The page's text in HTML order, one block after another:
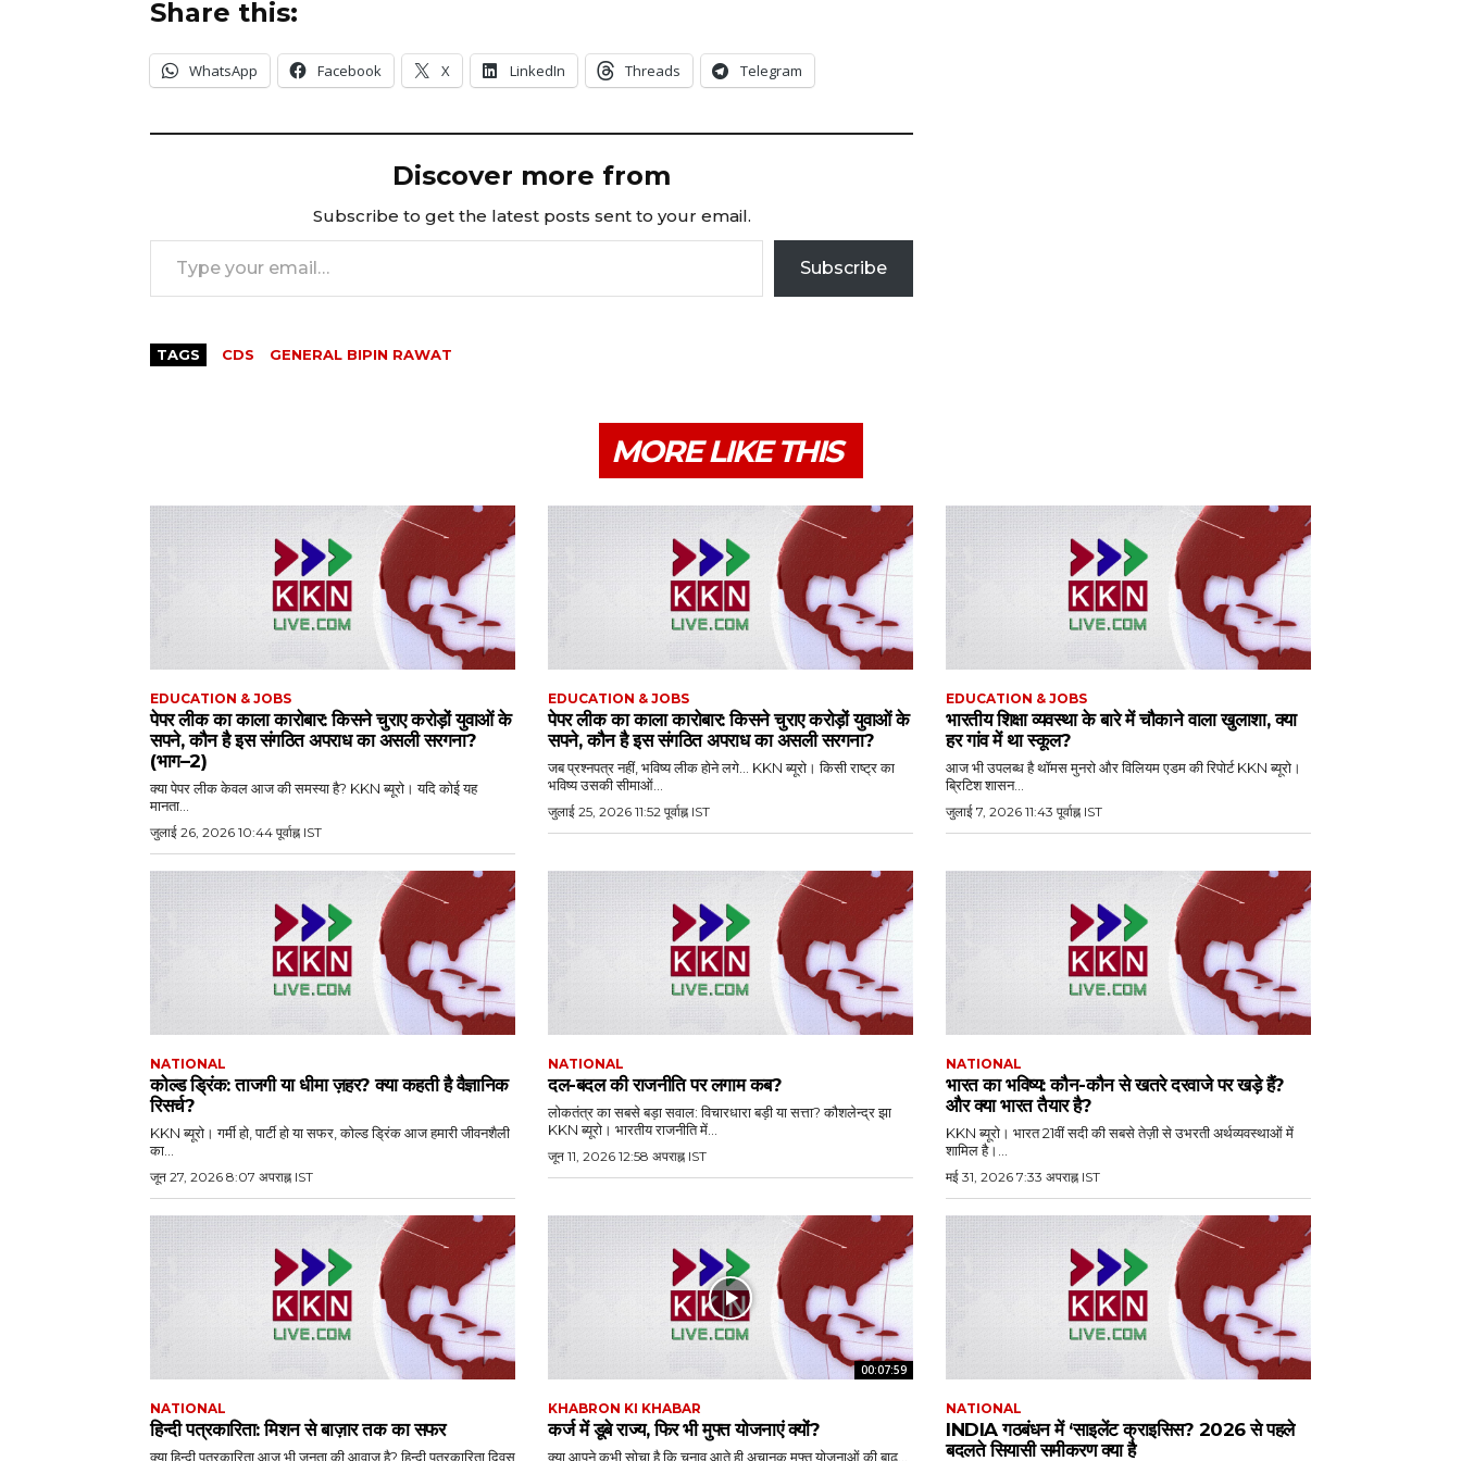
Share this:
WhatsApp Facebook X LinkedIn Threads Telegram
Discover more from
Subscribe to get the latest posts sent to your email.
Type your email…
Subscribe
TAGS CDS GENERAL BIPIN RAWAT
MORE LIKE THIS
EDUCATION & JOBS
पेपर लीक का काला कारोबार: किसने चुराए करोड़ों युवाओं के
सपने, कौन है इस संगठित अपराध का असली सरगना?
(भाग–2)
क्या पेपर लीक केवल आज की समस्या है? KKN ब्यूरो। यदि कोई यह
मानता...
जुलाई 26, 2026 10:44 पूर्वाह्न IST
EDUCATION & JOBS
पेपर लीक का काला कारोबार: किसने चुराए करोड़ों युवाओं के
सपने, कौन है इस संगठित अपराध का असली सरगना?
जब प्रश्नपत्र नहीं, भविष्य लीक होने लगे... KKN ब्यूरो। किसी राष्ट्र का
भविष्य उसकी सीमाओं...
जुलाई 25, 2026 11:52 पूर्वाह्न IST
EDUCATION & JOBS
भारतीय शिक्षा व्यवस्था के बारे में चौकाने वाला खुलाशा, क्या
हर गांव में था स्कूल?
आज भी उपलब्ध है थॉमस मुनरो और विलियम एडम की रिपोर्ट KKN ब्यूरो।
ब्रिटिश शासन...
जुलाई 7, 2026 11:43 पूर्वाह्न IST
NATIONAL
कोल्ड ड्रिंक: ताजगी या धीमा ज़हर? क्या कहती है वैज्ञानिक
रिसर्च?
KKN ब्यूरो। गर्मी हो, पार्टी हो या सफर, कोल्ड ड्रिंक आज हमारी जीवनशैली
का...
जून 27, 2026 8:07 अपराह्न IST
NATIONAL
दल-बदल की राजनीति पर लगाम कब?
लोकतंत्र का सबसे बड़ा सवाल: विचारधारा बड़ी या सत्ता? कौशलेन्द्र झा
KKN ब्यूरो। भारतीय राजनीति में...
जून 11, 2026 12:58 अपराह्न IST
NATIONAL
भारत का भविष्य: कौन-कौन से खतरे दरवाजे पर खड़े हैं?
और क्या भारत तैयार है?
KKN ब्यूरो। भारत 21वीं सदी की सबसे तेज़ी से उभरती अर्थव्यवस्थाओं में
शामिल है।...
मई 31, 2026 7:33 अपराह्न IST
NATIONAL
हिन्दी पत्रकारिता: मिशन से बाज़ार तक का सफर
क्या हिन्दी पत्रकारिता आज भी जनता की आवाज़ है? हिन्दी पत्रकारिता दिवस
00:07:59
KHABRON KI KHABAR
कर्ज में डूबे राज्य, फिर भी मुफ्त योजनाएं क्यों?
क्या आपने कभी सोचा है कि चुनाव आते ही अचानक मुफ्त योजनाओं की बाढ़...
NATIONAL
INDIA गठबंधन में ‘साइलेंट क्राइसिस? 2026 से पहले
बदलते सियासी समीकरण क्या है